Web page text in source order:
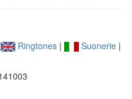
Ringtones| Suonerie|